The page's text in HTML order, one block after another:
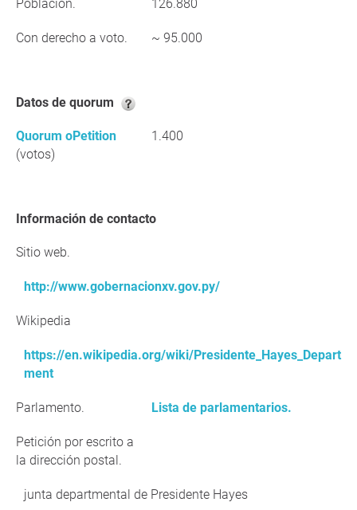
Población. 126.880
Con derecho a voto. ~ 95.000
Datos de quorum
Quorum oPetition
(votos)
1.400
Información de contacto
Sitio web.
http://www.gobernacionxv.gov.py/
Wikipedia
https://en.wikipedia.org/wiki/Presidente_Hayes_Depart
ment
Parlamento. Lista de parlamentarios.
Petición por escrito a
la dirección postal.
junta departmental de Presidente Hayes